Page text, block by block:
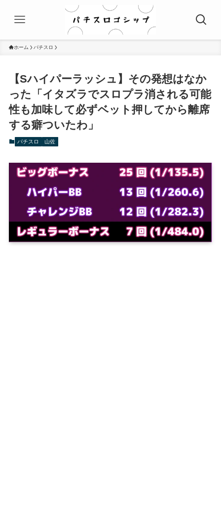
ホーム パチスロ
【Sハイパーラッシュ】その発想はなか
った「イタズラでスロプラ消される可能
性も加味して必ずベット押してから離席
する癖ついたわ」
パチスロ 山佐